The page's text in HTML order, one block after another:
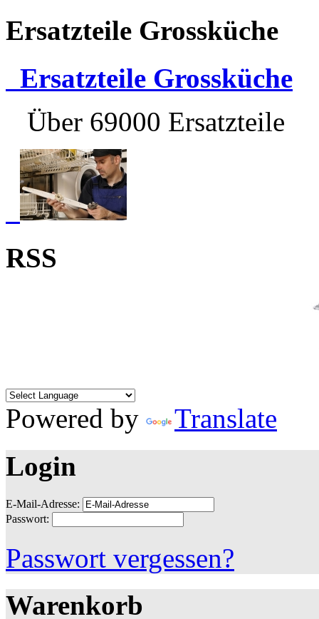
Ersatzteile Grossküche
Ersatzteile Grossküche
Über 69000 Ersatzteile
RSS
Powered by
Translate
Login
E-Mail-Adresse:
Passwort:
Passwort vergessen?
Warenkorb